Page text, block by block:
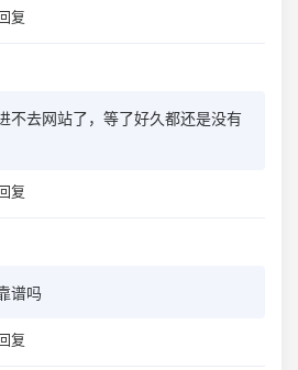
复
不去网站了，等了好久都还是没有
复
谱吗
复